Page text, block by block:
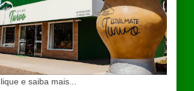
e saiba mais...